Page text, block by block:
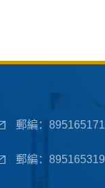
郵編：895165171
郵編：895165319